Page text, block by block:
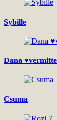
Sybille
Dana
Csuma